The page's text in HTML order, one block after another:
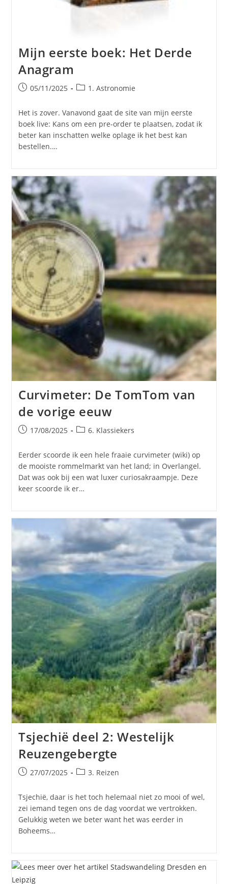
Mijn eerste boek: Het Derde
Anagram
Bericht
op:
05/11/2025 Berichtcategorie:
1. Astronomie
Het is zover. Vanavond gaat de site van mijn eerste
boek live: Kans om een pre-order te plaatsen, zodat ik
beter kan inschatten welke oplage ik het best kan
bestellen.…
Curvimeter: De TomTom van
de vorige eeuw
Bericht
op:
17/08/2025 Berichtcategorie:
6. Klassiekers
Eerder scoorde ik een hele fraaie curvimeter (wiki) op
de mooiste rommelmarkt van het land; in Overlangel.
Dat was ook bij een wat luxer curiosakraampje. Deze
keer scoorde ik er…
Tsjechië deel 2: Westelijk
Reuzengebergte
Bericht
op:
27/07/2025 Berichtcategorie:
3. Reizen
Tsjechië, daar is het toch helemaal niet zo mooi of wel,
zei iemand tegen ons de dag voordat we vertrokken.
Gelukkig weten we beter want het was eerder in
Boheems…